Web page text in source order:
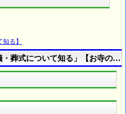
る】
・葬式について知る」【お寺の用